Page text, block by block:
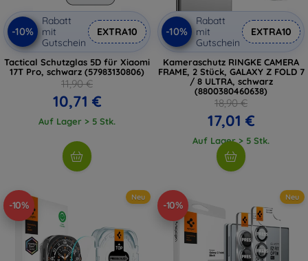
-10%
Rabatt
mit
Gutschein
EXTRA10
Tactical Schutzglas 5D für Xiaomi
17T Pro, schwarz (57983130806)
11,90 €
10,71 €
Auf Lager > 5 Stk.
-10%
Rabatt
mit
Gutschein
EXTRA10
Kameraschutz RINGKE CAMERA
FRAME, 2 Stück, GALAXY Z FOLD 7
/ 8 ULTRA, schwarz
(8800380460638)
18,90 €
17,01 €
Auf Lager > 5 Stk.
-10%
Neu
-10%
Neu